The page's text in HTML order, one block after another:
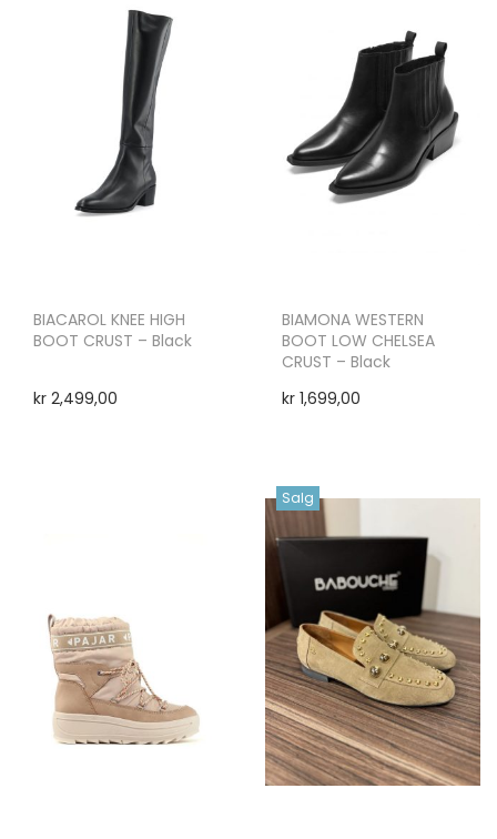
BIACAROL KNEE HIGH
BOOT CRUST – Black
kr 2,499,00
BIAMONA WESTERN
BOOT LOW CHELSEA
CRUST – Black
kr1,699,00
Salg